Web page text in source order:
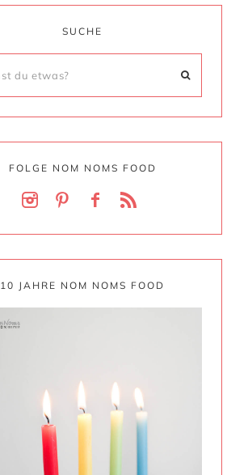
SUCHE
FOLGE NOM NOMS FOOD
10 JAHRE NOM NOMS FOOD